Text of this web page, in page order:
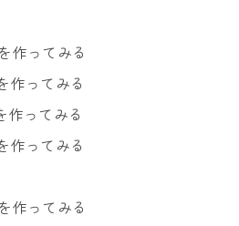
作ってみる
作ってみる
作ってみる
作ってみる
作ってみる